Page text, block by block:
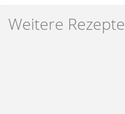
Weitere Rezepte